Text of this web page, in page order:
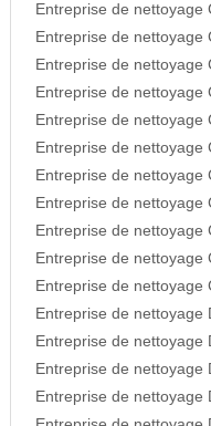
Entreprise de nettoyage
Entreprise de nettoyage
Entreprise de nettoyage
Entreprise de nettoyage
Entreprise de nettoyage
Entreprise de
Entreprise de nettoyage
Entreprise de nettoyage
Entreprise de nettoyage
Entreprise de nettoyage
Entreprise de nettoyage
Entreprise de nettoyage
Entreprise de nettoyage
Entreprise de nettoyage
Entreprise de nettoyage